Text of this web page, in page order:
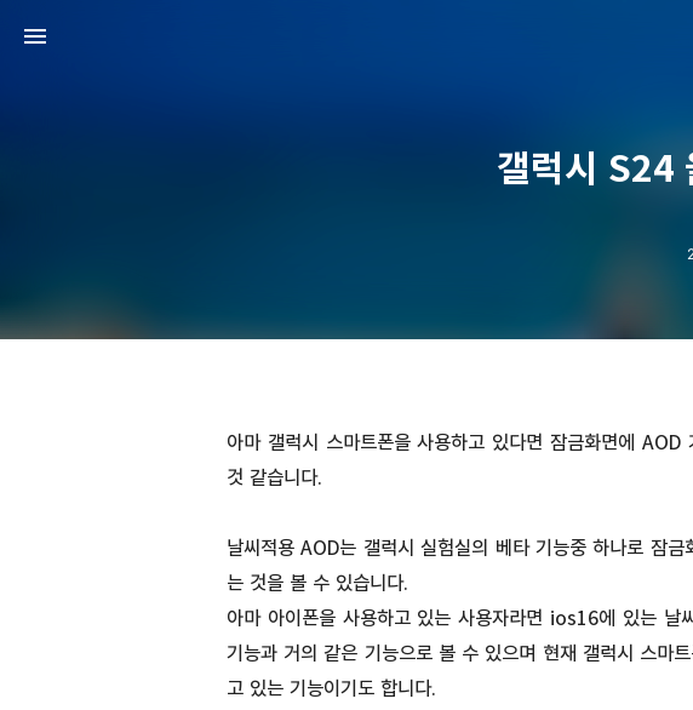
갤럭시 S24
아마 갤럭시 스마트폰을 사용하고 있다면 잠금화면에
것 같습니다.
날씨적용 AOD는 갤럭시 실험실의 베타 기능중 하나로 잠
는 것을 볼 수 있습니다.
아마 아이폰을 사용하고 있는 사용자라면 ios16에 있는 날
기능과 거의 같은 기능으로 볼 수 있으며 현재 갤럭시 스마
고 있는 기능이기도 합니다.